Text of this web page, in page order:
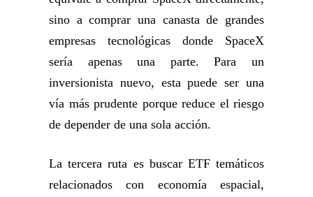
sino a comprar una canasta de grandes
empresas tecnológicas donde SpaceX
sería apenas una parte. Para un
inversionista nuevo, esta puede ser una
vía más prudente porque reduce el riesgo
de depender de una sola acción.
La tercera ruta es buscar ETF temáticos
relacionados con economía espacial,